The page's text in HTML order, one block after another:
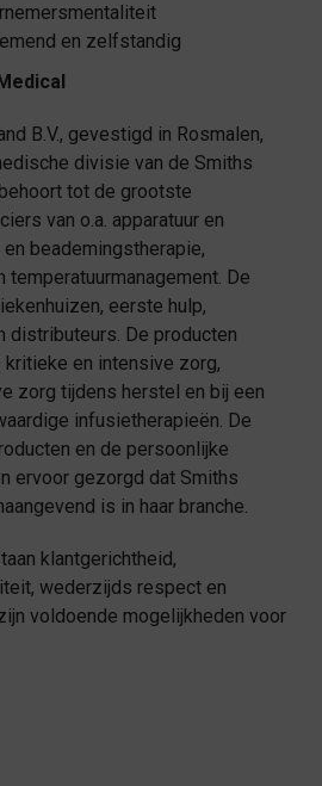
en zelfstandig
B.V., gevestigd in Rosmalen,
divisie van de Smiths
tot de grootste
van o.a. apparatuur en
beademingstherapie,
De
eerste hulp,
distributeurs. De producten
en intensive zorg,
zorg tijdens herstel en bij een
infusietherapieën. De
en de persoonlijke
ervoor gezorgd dat Smiths
is in haar branche.
klantgerichtheid,
wederzijds respect en
voldoende mogelijkheden voor